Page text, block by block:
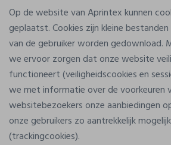
Op de website van Aprintex kunnen
geplaatst. Cookies zijn kleine
van de gebruiker worden gedownload.
we ervoor zorgen dat onze website
functioneert (veiligheidscookies en
we met informatie over de voorkeuren
websitebezoekers onze aanbiedingen
onze gebruikers zo aantrekkelijk
(trackingcookies).